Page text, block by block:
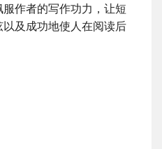
作者的写作功力，让短
及成功地使人在阅读后